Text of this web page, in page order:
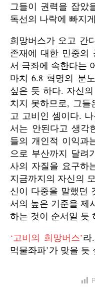
그들이 권력을 잡았
독선의 나락에 빠지
희망버스가 오고 간
존재에 대한 민중의
서 극좌에 속한다는
마치 6.8 혁명의 분
싶은 듯 하다. 자신
치지 못하므로, 그
고 고비인 셈이다.
서는 안된다고 생각
들의 개인적 이익과
으로 부산까지 달려
사의 자질을 요구하
지금까지의 자신의
신이 다중을 말했던
서의 높은 기준을 제
하는 것이 순서일 듯
‘고비의 희망버스’라
먹물좌파’가 맞을 듯